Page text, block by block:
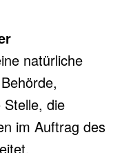
natürliche
die
im Auftrag des